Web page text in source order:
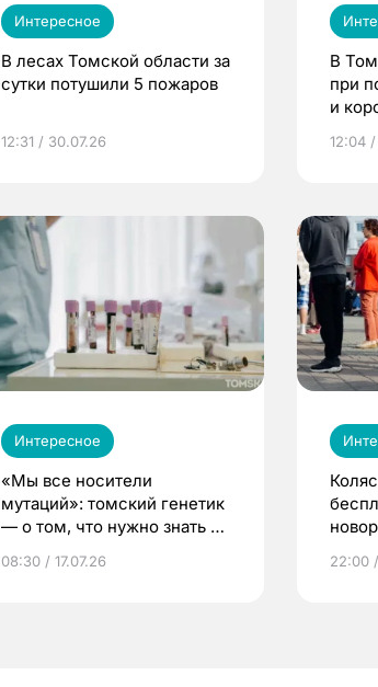
Интересное
В лесах Томской области за
сутки потушили 5 пожаров
12:31 / 30.07.26
В
при
и
12:04
Интересное
«Мы все носители
мутаций»: томский генетик
— о том, что нужно знать до
08:30 / 17.07.26 22:00